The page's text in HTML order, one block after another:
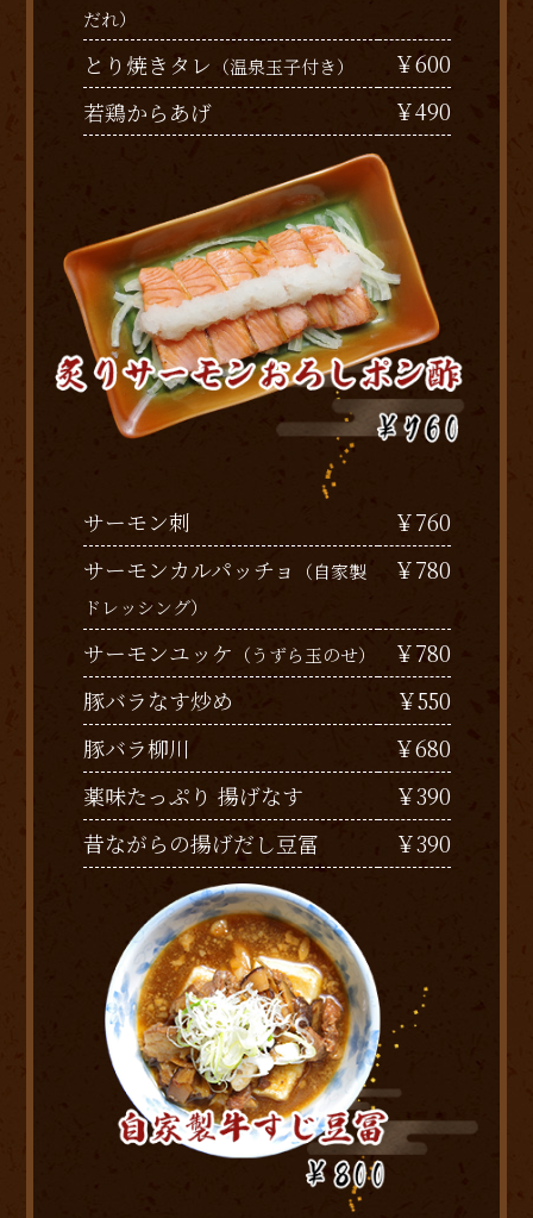
だれ）
とり焼きタレ （温泉玉子付き）
￥600
若鶏からあげ
￥490
サーモン刺
￥760
サーモンカルパッチョ
（自家製
ドレッシング）
￥780
サーモンユッケ （うずら玉のせ）
￥780
豚バラなす炒め
￥550
豚バラ柳川
￥680
薬味たっぷり 揚げなす
￥390
昔ながらの揚げだし豆冨
￥390